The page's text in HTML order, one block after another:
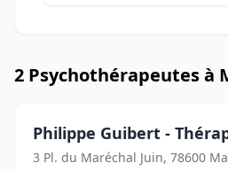
2 Psychothérapeutes à
Philippe Guibert -
3 Pl. du Maréchal Juin, 78600